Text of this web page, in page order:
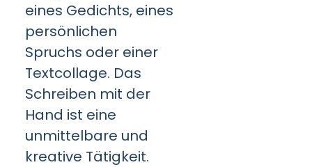
eines Gedichts, eines
persönlichen
Spruchs oder einer
Textcollage. Das
Schreiben mit der
Hand ist eine
unmittelbare und
kreative Tätigkeit.